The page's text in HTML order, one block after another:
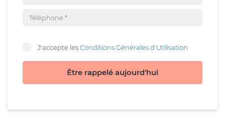
J'accepte lesConditions Générales d'Utilisation
Être rappelé aujourd'hui